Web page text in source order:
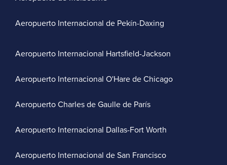
Aeropuerto Internacional de Pekín-Daxing
Aeropuerto Internacional Hartsfield-Jackson
Aeropuerto Internacional O'Hare de Chicago
Aeropuerto Charles de Gaulle de París
Aeropuerto Internacional Dallas-Fort Worth
Aeropuerto Internacional de San Francisco